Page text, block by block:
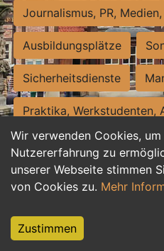
Wir verwenden Cookies,
Nutzererfahrung zu
unserer Webseite stimmen
von Cookies zu. Mehr
Zustimmen
Journalismus, PR,
Ausbildungsplätze
Sicherheitsdienste
Praktika, Werkstudenten,
Personalwesen
Hilfskräfte, Aushilfs- und
Weiterbildung, Studium,